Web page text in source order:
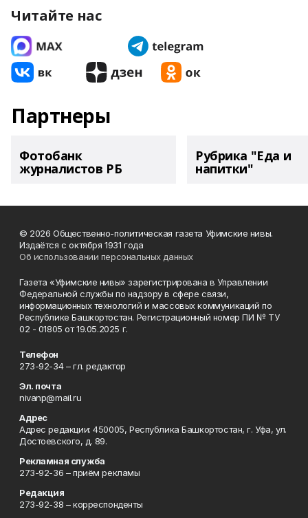
Читайте нас
Партнеры
Фотобанк
журналистов РБ
Рубрика "Еда и
напитки"
© 2026 Общественно-политическая газета Уфимские нивы.
Издаётся с октября 1931 года
Об использовании персональных данных
Газета «Уфимские нивы» зарегистрирована в Управлении
Федеральной службы по надзору в сфере связи,
информационных технологий и массовых коммуникаций по
Республике Башкортостан. Регистрационный номер ПИ № ТУ
02 - 01805 от 19.05.2025 г.
Телефон
273-92-34 – гл. редактор
Эл. почта
nivanp@mail.ru
Адрес
Адрес редакции: 450005, Республика Башкортостан, г. Уфа, ул.
Достоевского, д. 89.
Рекламная служба
273-92-36 – приём рекламы
Редакция
273-92-38 – корреспонденты